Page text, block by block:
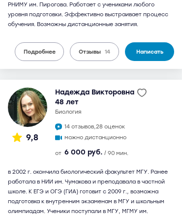
РНИМУ им. Пирогова. Работает с учениками любого
уровня подготовки. Эффективно выстраивает процесс
обучения. Возможны дистанционные занятия.
Подробнее Отзывы 14 Написать
9,8
Надежда Викторовна
48 лет
биология
14 отзывов,28 оценок
можно дистанционно
от 6 000 руб. / 90 мин.
в 2002 г. окончила биологический факультет МГУ. Ранее
работала в НИИ им. Чумакова и преподавала в частной
школе. К ЕГЭ и ОГЭ (ГИА) готовит с 2009 г., возможна
подготовка к внутренним экзаменам в МГУ и школьным
олимпиадам. Ученики поступали в МГУ, МГМУ им.